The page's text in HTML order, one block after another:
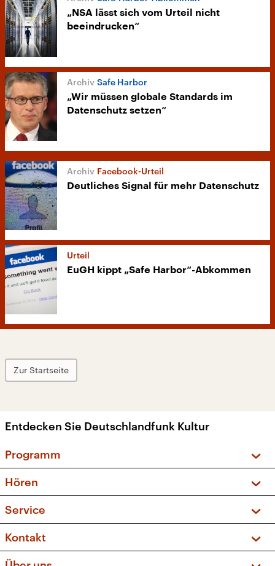
„NSA lässt sich vom Urteil nicht
beeindrucken“
Safe Harbor
„Wir müssen globale Standards im
Datenschutz setzen“
Facebook-Urteil
Deutliches Signal für mehr Datenschutz
Urteil
EuGH kippt „Safe Harbor“-Abkommen
Zur Startseite
Entdecken Sie Deutschlandfunk Kultur
Programm
Sendungen und Podcasts
Musikliste
Kakadu – Das Kinderprogramm
Hören
Frequenzen (UKW + DAB+)
Service
FAQ
Apps
Kontakt